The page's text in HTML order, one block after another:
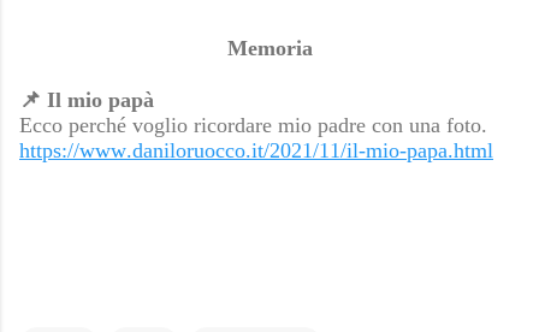
Memoria
📌 Il mio papà
Ecco perché voglio ricordare mio padre con una foto.
https://www.daniloruocco.it/2021/11/il-mio-papa.html